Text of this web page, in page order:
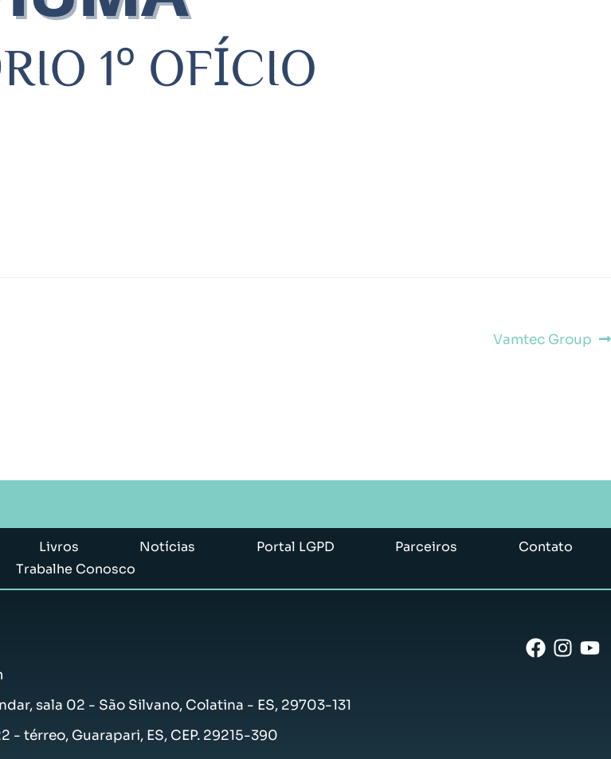
Vamtec Group
Livros Notícias Portal LGPD Parceiros
Contato
Trabalhe Conosco
sala 02 - São Silvano, Colatina - ES, 29703-131
- térreo, Guarapari, ES, CEP. 29215-390